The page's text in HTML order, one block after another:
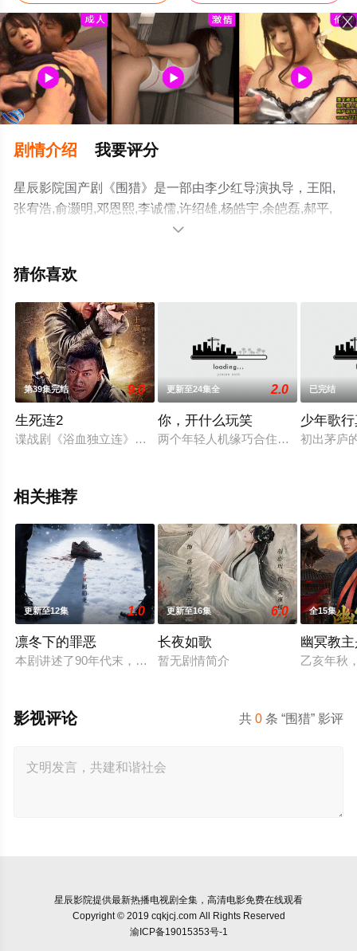
剧情介绍 我要评分
星辰影院国产剧《围猎》是一部由李少红导演执导，王阳,
张宥浩,俞灏明,邓恩熙,李诚儒,许绍雄,杨皓宇,余皑磊,郝平,
冯兵,黄璐等演员精彩演绎的中国大陆电视剧，大结局剧情
视剧全集就上星辰影视，热播电视剧提前免费观看，更多
解。

猜你喜欢
第39集完结 9.0
生死连2
谍战剧《浴血独立连》由于震、张光北、林江国三位老戏主演
更新至24集全 2.0
你，开什么玩笑
两个年轻人机缘巧合住在同一屋檐
已完结
少年歌
初出茅庐
相关推荐
更新至12集 1.0
凛冬下的罪恶
本剧讲述了90年代末，怒河市刑侦支队在无普及监控、无DNA
更新至16集 6.0
长夜如歌
暂无剧情简介
全15集
幽冥教
乙亥年秋
共0 条 “围猎” 影评
影视评论
星辰影院提供最新热播电视剧全集，高清电影免费在线观看
Copyright © 2019 cqkjcj.com All Rights Reserved
渝ICP备19015353号-1